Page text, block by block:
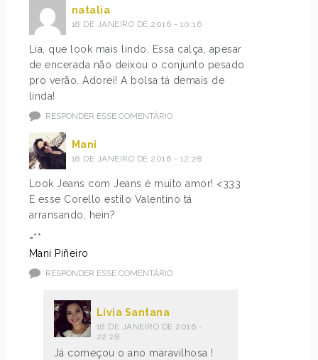
natalia
18 DE JANEIRO DE 2016 - 10:16
Lia, que look mais lindo. Essa calça, apesar
de encerada não deixou o conjunto pesado
pro verão. Adorei! A bolsa tá demais de
linda!
RESPONDER ESSE COMENTÁRIO
Mani
18 DE JANEIRO DE 2016 - 12:28
Look Jeans com Jeans é muito amor! <333
E esse Corello estilo Valentino tá
arransando, hein?
=**
Mani Piñeiro
RESPONDER ESSE COMENTÁRIO
Lívia Santana
18 DE JANEIRO DE 2016 -
22:28
Já começou o ano maravilhosa !